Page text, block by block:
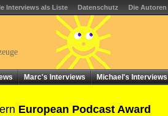
Interviews als Liste Datenschutz Die Autoren
Marc's Interviews Michael's Interviews
European Podcast Award